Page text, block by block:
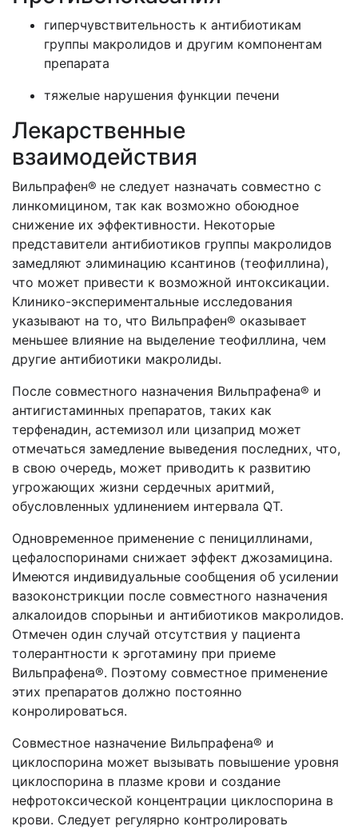
гиперчувствительность к антибиотикам
группы макролидов и другим компонентам
препарата
тяжелые нарушения функции печени
Лекарственные
взаимодействия
Вильпрафен® не следует назначать совместно с
линкомицином, так как возможно обоюдное
снижение их эффективности. Некоторые
представители антибиотиков группы макролидов
замедляют элиминацию ксантинов (теофиллина),
что может привести к возможной интоксикации.
Клинико-экспериментальные исследования
указывают на то, что Вильпрафен® оказывает
меньшее влияние на выделение теофиллина, чем
другие антибиотики макролиды.
После совместного назначения Вильпрафена® и
антигистаминных препаратов, таких как
терфенадин, астемизол или цизаприд может
отмечаться замедление выведения последних, что,
в свою очередь, может приводить к развитию
угрожающих жизни сердечных аритмий,
обусловленных удлинением интервала QT.
Одновременное применение с пенициллинами,
цефалоспоринами снижает эффект джозамицина.
Имеются индивидуальные сообщения об усилении
вазоконстрикции после совместного назначения
алкалоидов спорыньи и антибиотиков макролидов.
Отмечен один случай отсутствия у пациента
толерантности к эрготамину при приеме
Вильпрафена®. Поэтому совместное применение
этих препаратов должно постоянно
конролироваться.
Совместное назначение Вильпрафена® и
циклоспорина может вызывать повышение уровня
циклоспорина в плазме крови и создание
нефротоксической концентрации циклоспорина в
крови. Следует регулярно контролировать